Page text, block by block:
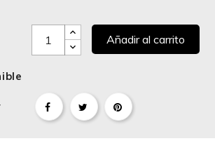
Añadir al carrito